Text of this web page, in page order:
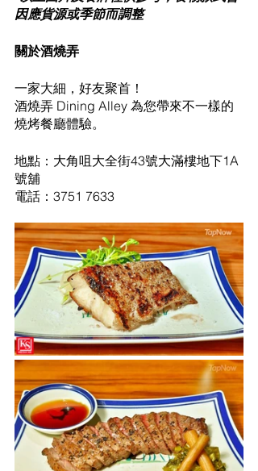
因應貨源或季節而調整
關於酒燒弄
一家大細，好友聚首！
酒燒弄 Dining Alley 為您帶來不一樣的
燒烤餐廳體驗。
地點：大角咀大全街43號大滿樓地下1A
號舖
電話：3751 7633